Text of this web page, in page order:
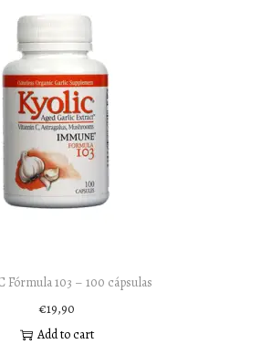
Fórmula 103 – 100 cápsulas
€19,90
Add to cart